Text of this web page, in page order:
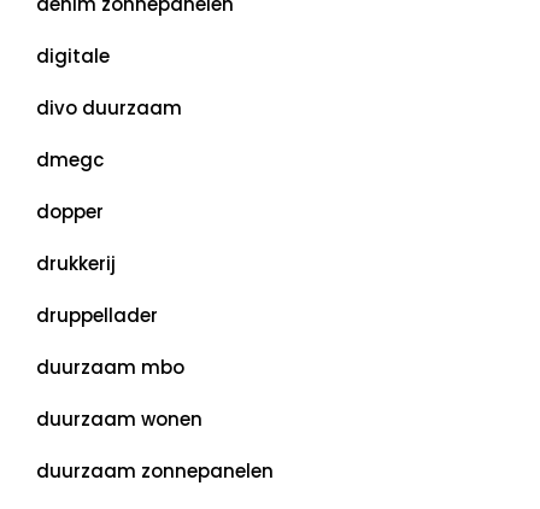
digitale
divo duurzaam
dmegc
dopper
drukkerij
druppellader
duurzaam mbo
duurzaam wonen
duurzaam zonnepanelen